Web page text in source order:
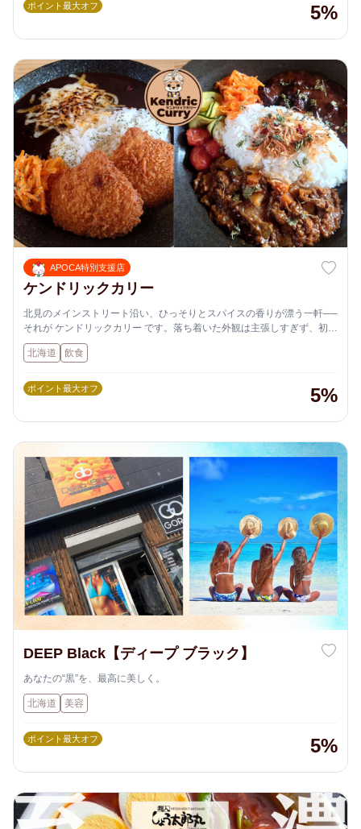
ポイント最大オフ 5%
APOCA特別支援店
ケンドリックカリー
北見のメインストリート沿い、ひっそりとスパイスの香りが漂う一軒──
それが ケンドリックカリー です。落ち着いた外観は主張しすぎず、初め
てでも入りやすい雰囲気。通りを歩いていてふと立ち寄りたくなる、そ
んな佇まいが魅力です。
店内は木の温もりを感じるナチュラルな設えで、カジュアルながらも整
ったテーブル配置。ひとりでもグループでも居心地よく過ごせる空間作
た一皿をより引き立てます。
北海道 飲食
ポイント最大オフ 5%
DEEP Black【ディープ ブラック】
あなたの“黒”を、最高に美しく。
北海道 美容
ポイント最大オフ 5%